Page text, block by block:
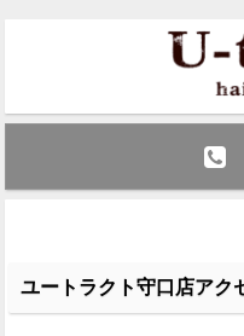
ユートラクト守口店アク